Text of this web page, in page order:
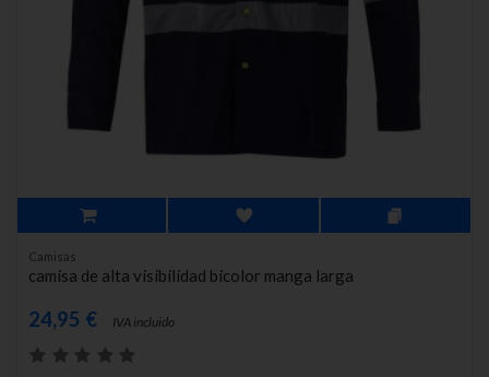
Camisas
camisa de alta visibilidad bicolor manga larga
24,95 € IVA incluido